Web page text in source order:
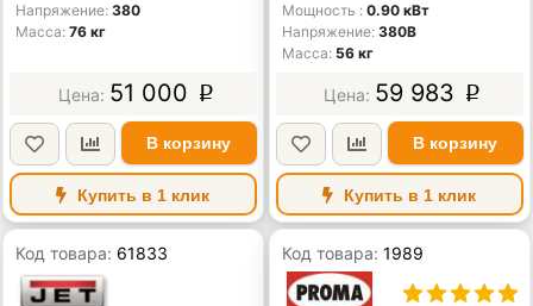
Напряжение 380
Масса 76 кг
51 000 p
В корзину
Купить в 1 клик
Мощность
0.90 кВт
Напряжение 380В
Масса 56 кг
59 983 p
В корзину
Купить в 1 клик
Код товара: 61833 Код товара:1989